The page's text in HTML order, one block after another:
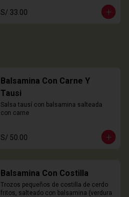
S/ 33.00
Balsamina Con Carne Y
Tausi
Salsa tausí con balsamina salteada
con carne
S/ 50.00
Balsamina Con Costilla
Trozos pequeños de costilla de cerdo
fritos, salteado con balsamina (verdura